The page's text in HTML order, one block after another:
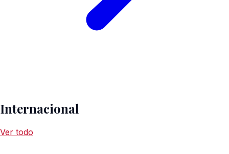
Internacional
Ver todo